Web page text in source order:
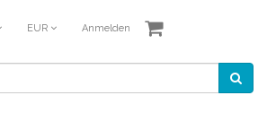
EUR Anmelden